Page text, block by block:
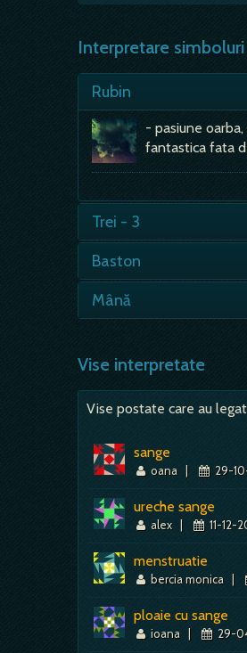
Interpretare
Rubin
- pasiune
fantastica fata
Trei - 3
mister,
Baston
Mână
lipsa de
Vise interpretate
Vise postate care au
sange
oana | 29-
ureche sange
alex | 11-12-
menstruatie
bercia monica |
ploaie cu sange
ioana | 29-